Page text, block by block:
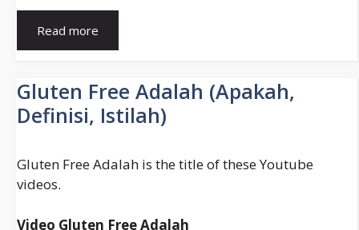
Read more
Dan
Kurs
Asing
Gluten Free Adalah (Apakah,
Definisi, Istilah)
Gluten Free Adalah is the title of these Youtube
videos.
Video Gluten Free Adalah